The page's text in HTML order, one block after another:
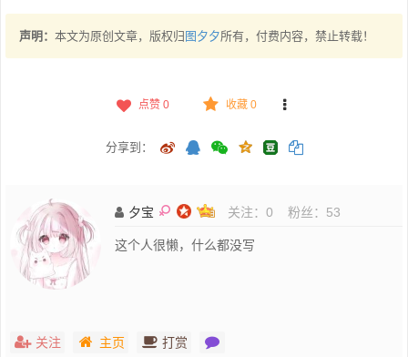
声明： 本文为原创文章，版权归图夕夕所有，付费内容，禁止转载！
点赞 0 收藏 0
分享到：
夕宝 关注： 0 粉丝： 53
这个人很懒，什么都没写
关注 主页 打赏